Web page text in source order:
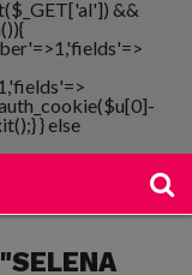
&&
} else